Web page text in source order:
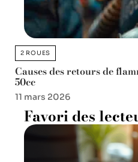
2 ROUES
Causes des retours de
50cc
11 mars 2026
Favori des